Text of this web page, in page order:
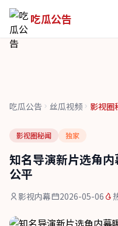
吃瓜公告
吃瓜公告 丝瓜视频 影视圈
影视圈秘闻 独家
知名导演新片选角
公平
影视内幕 2026-05-06